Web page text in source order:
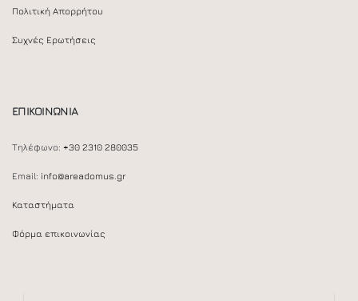
Πολιτική Απορρήτου
Συχνές Ερωτήσεις
ΕΠΙΚΟΙΝΩΝΙΑ
Τηλέφωνο: +30 2310 280035
Email: info@areadomus.gr
Καταστήματα
Φόρμα επικοινωνίας